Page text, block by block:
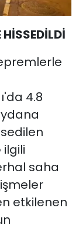
HİSSEDİLDİ
4.8
ilgili
saha
etkilenen